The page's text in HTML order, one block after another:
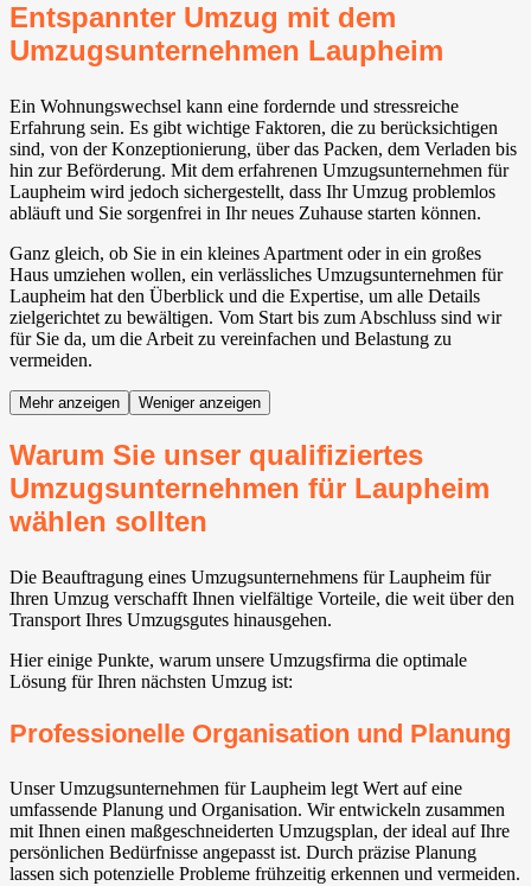
Entspannter Umzug mit dem
Umzugsunternehmen Laupheim
Ein Wohnungswechsel kann eine fordernde und stressreiche
Erfahrung sein. Es gibt wichtige Faktoren, die zu berücksichtigen
sind, von der Konzeptionierung, über das Packen, dem Verladen bis
hin zur Beförderung. Mit dem erfahrenen Umzugsunternehmen für
Laupheim wird jedoch sichergestellt, dass Ihr Umzug problemlos
abläuft und Sie sorgenfrei in Ihr neues Zuhause starten können.
Ganz gleich, ob Sie in ein kleines Apartment oder in ein großes
Haus umziehen wollen, ein verlässliches Umzugsunternehmen für
Laupheim hat den Überblick und die Expertise, um alle Details
zielgerichtet zu bewältigen. Vom Start bis zum Abschluss sind wir
für Sie da, um die Arbeit zu vereinfachen und Belastung zu
vermeiden.
Mehr anzeigen Weniger anzeigen
Warum Sie unser qualifiziertes
Umzugsunternehmen für Laupheim
wählen sollten
Die Beauftragung eines Umzugsunternehmens für Laupheim für
Ihren Umzug verschafft Ihnen vielfältige Vorteile, die weit über den
Transport Ihres Umzugsgutes hinausgehen.
Hier einige Punkte, warum unsere Umzugsfirma die optimale
Lösung für Ihren nächsten Umzug ist:
Professionelle Organisation und Planung
Unser Umzugsunternehmen für Laupheim legt Wert auf eine
umfassende Planung und Organisation. Wir entwickeln zusammen
mit Ihnen einen maßgeschneiderten Umzugsplan, der ideal auf Ihre
persönlichen Bedürfnisse angepasst ist. Durch präzise Planung
lassen sich potenzielle Probleme frühzeitig erkennen und vermeiden.